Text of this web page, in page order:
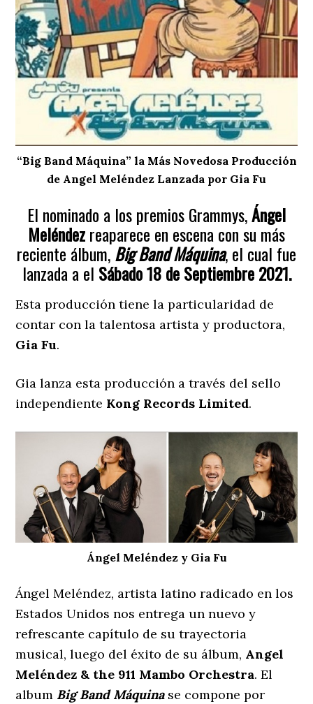
“Big Band Máquina” la Más Novedosa Producción
de Angel Meléndez Lanzada por Gia Fu
El nominado a los premios Grammys,Ángel
Meléndezreaparece en escena con su más
reciente álbum,Big Band Máquina, el cual fue
lanzada a el Sábado18 deSeptiembre 2021.
Esta producción tiene la particularidad de
contar con la talentosa artista y productora,
Gia Fu.
Gia lanza esta producción a través del sello
independiente Kong Records Limited.
Ángel Meléndez y Gia Fu
Ángel Meléndez, artista latino radicado en los
Estados Unidos nos entrega un nuevo y
refrescante capítulo de su trayectoria
musical, luego del éxito de su álbum, Angel
Meléndez & the 911 Mambo Orchestra. El
album Big Band Máquina se compone por